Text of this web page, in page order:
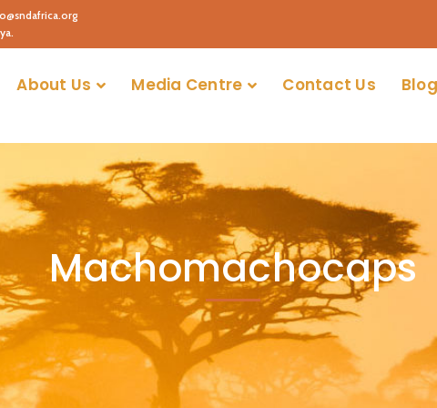
About Us Media Centre Contact Us
Machomachocaps